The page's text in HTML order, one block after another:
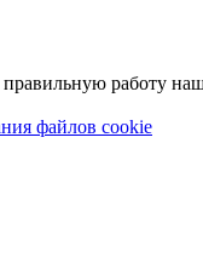
работу
файлов cookie